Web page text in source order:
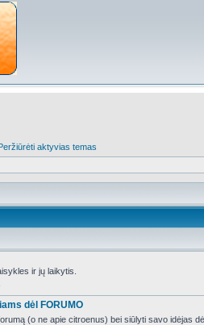
aktyvias temas
ir jų laikytis.
dėl FORUMO
(o ne apie citroenus) bei siūlyti savo idėjas